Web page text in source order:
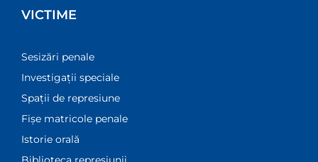
VICTIME
Sesizări penale
Investigații speciale
Spații de represiune
Fișe matricole penale
Istorie orală